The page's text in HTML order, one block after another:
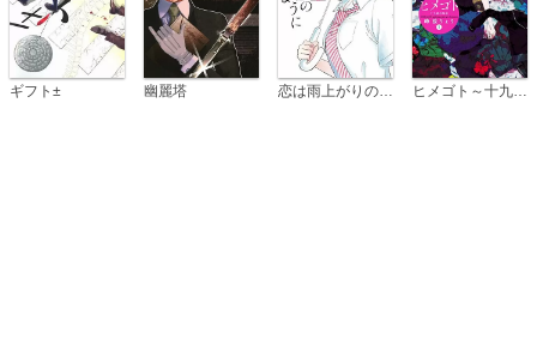
ギフト± 幽麗塔 恋は雨上がりのように ヒメゴト～十九歳の制服～